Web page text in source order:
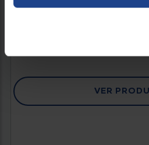
VER